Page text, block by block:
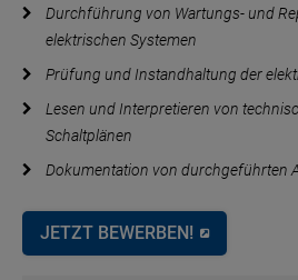
Durchführung von Wartungs- und
elektrischen Systemen
Prüfung und Instandhaltung der
Lesen und Interpretieren von
Schaltplänen
Dokumentation von durchgeführten
JETZT BEWERBEN!
Schön, dass Du uns
Du bewirbst Dich auf die Stelle: